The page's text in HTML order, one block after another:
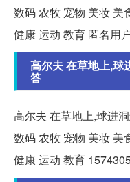
数码 农牧 宠物 美妆 美
健康 运动 教育 匿名用
高尔夫 在草地上,球
答
高尔夫 在草地上,球进
数码 农牧 宠物 美妆 美
健康 运动 教育